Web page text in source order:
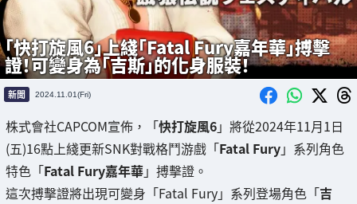
「快打旋風6」上綫「Fatal Fury嘉年華」搏擊
證！可變身為「吉斯」的化身服裝！
新聞 2024.11.01(Fri)
株式會社CAPCOM宣佈，「快打旋風6」將從2024年11月1日
(五)16點上綫更新SNK對戰格鬥游戲「Fatal Fury」系列角色
特色「Fatal Fury嘉年華」搏擊證。
這次搏擊證將出現可變身「Fatal Fury」系列登場角色「吉